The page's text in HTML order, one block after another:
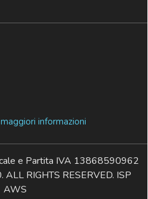
informazioni
e Partita IVA 13868590962
RIGHTS RESERVED. ISP
AWS